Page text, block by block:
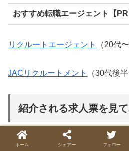
おすすめ転職エージェント【PR
リクルートエージェント （20代
JACリクルートメント （30代後半
紹介される求人票を見て
スカウトサービスや転職エージ
ホーム シェアー フォロー